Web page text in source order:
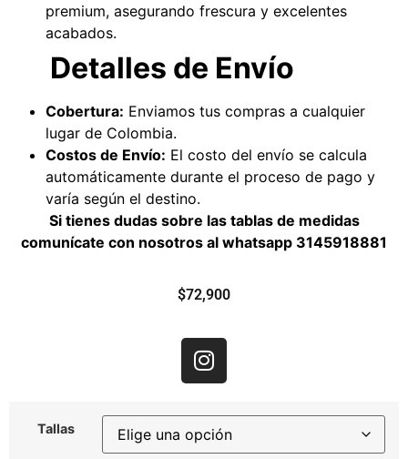
premium, asegurando frescura y excelentes
acabados.
Detalles de Envío
Cobertura: Enviamos tus compras a cualquier
lugar de Colombia.
Costos de Envío: El costo del envío se calcula
automáticamente durante el proceso de pago y
varía según el destino.
Si tienes dudas sobre las tablas de medidas
comunícate con nosotros al whatsapp 3145918881
$72,900
Tallas